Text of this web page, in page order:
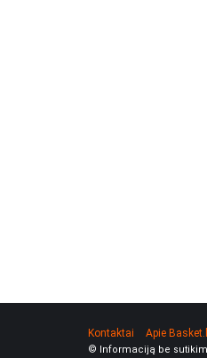
Kontaktai Apie
© Informaciją be